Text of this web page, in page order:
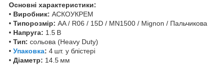
Основні характеристики:
• Виробник: АСКОУКРЕМ
• Типорозмір: AA / R06 / 15D / MN1500 / Mignon / Пальчикова
• Напруга: 1.5 В
• Тип: сольова (Heavy Duty)
• Упаковка: 4 шт. у блістері
• Діаметр: 14.5 мм